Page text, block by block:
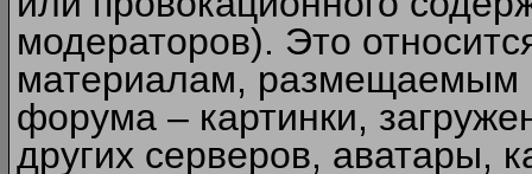
модераторов). Это
материалам, размещаемым
форума – картинки,
других серверов, аватары,